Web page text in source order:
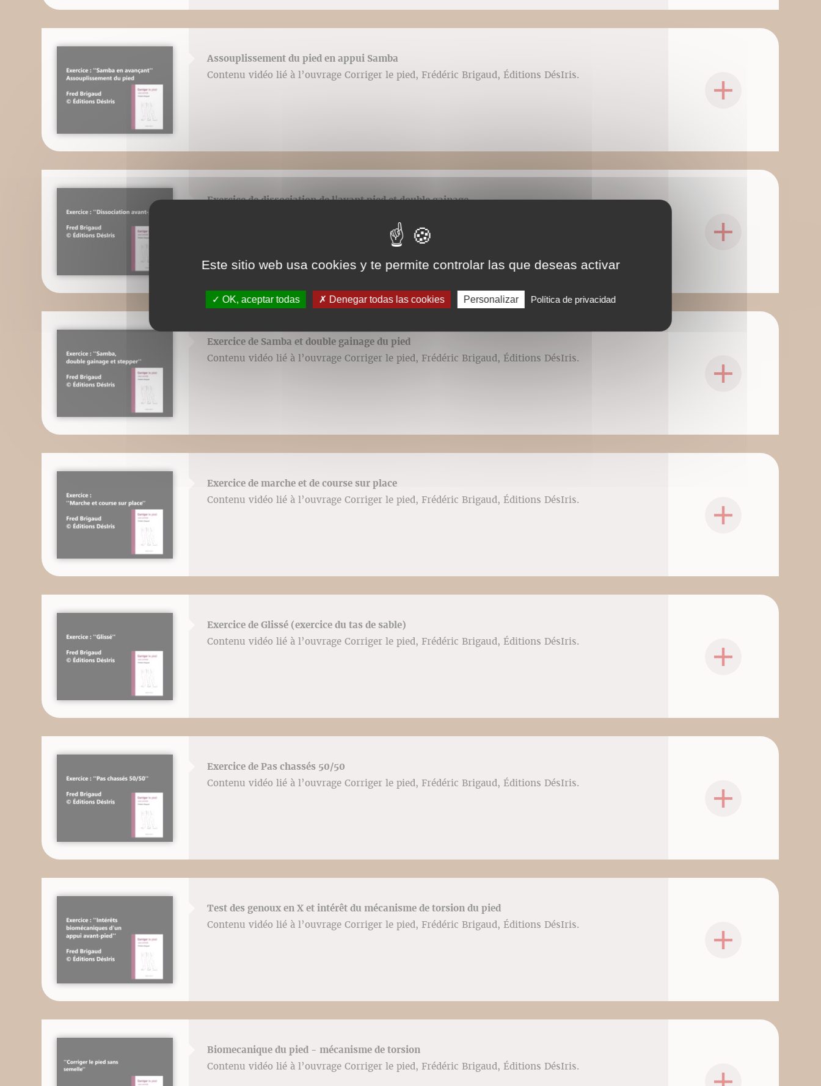
Assouplissement du pied en appui Samba
Contenu vidéo lié à l’ouvrage Corriger le pied, Frédéric Brigaud, Éditions DésIris.
Exercice de dissociation de l'avant pied et double gainage
Exercice de Samba et double gainage du pied
Contenu vidéo lié à l’ouvrage Corriger le pied, Frédéric Brigaud, Éditions DésIris.
Exercice de marche et de course sur place
Contenu vidéo lié à l’ouvrage Corriger le pied, Frédéric Brigaud, Éditions DésIris.
Exercice de Glissé (exercice du tas de sable)
Contenu vidéo lié à l’ouvrage Corriger le pied, Frédéric Brigaud, Éditions DésIris.
Exercice de Pas chassés 50/50
Contenu vidéo lié à l’ouvrage Corriger le pied, Frédéric Brigaud, Éditions DésIris.
Test des genoux en X et intérêt du mécanisme de torsion du pied
Contenu vidéo lié à l’ouvrage Corriger le pied, Frédéric Brigaud, Éditions DésIris.
Biomecanique du pied - mécanisme de torsion
Contenu vidéo lié à l’ouvrage Corriger le pied, Frédéric Brigaud, Éditions DésIris.
Este sitio web usa cookies y te permite controlar las que deseas activar
OK, aceptar todas Denegar todas las cookies Personalizar Política de privacidad